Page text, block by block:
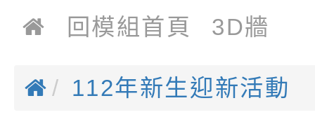
「小桃家7月課程資
養練習題」、「青少
有關本局115年「暑
字稿
者權益暨落實保護青
檢送桃園市政府LED
回模組首頁
3D牆
112年新生迎新活動